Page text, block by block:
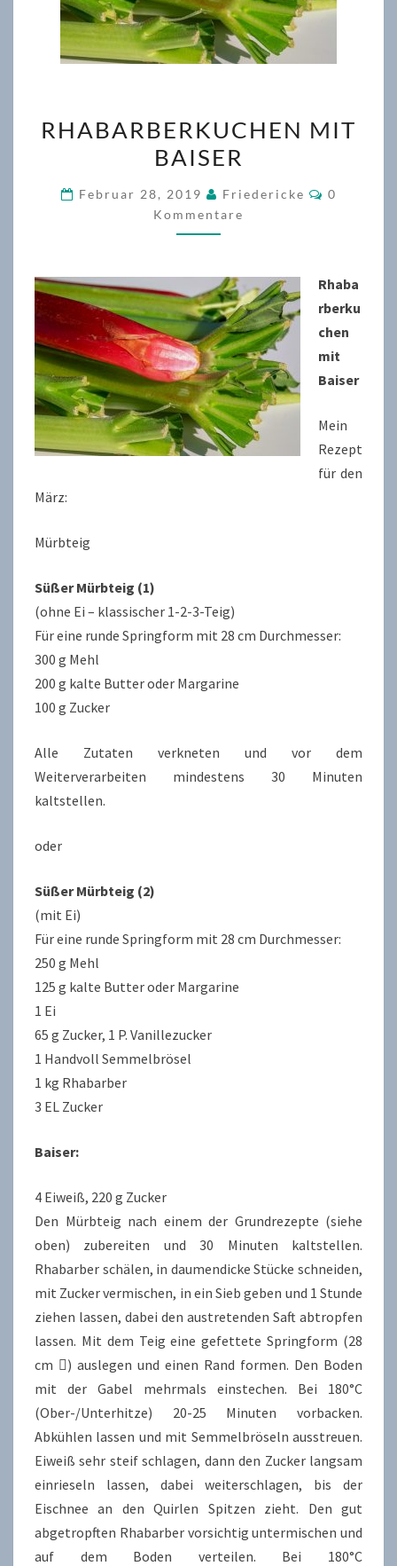
MIT
BAISER
RHABARBERKUCHEN MIT
BAISER
Februar 28, 2019 Friedericke
0
Kommentare
Rhaba
rberku
chen
mit
Baiser
Mein
Rezept
für den
März:
Mürbteig
Süßer Mürbteig (1)
(ohne Ei – klassischer 1-2-3-Teig)
Für eine runde Springform mit 28 cm Durchmesser:
300 g Mehl
200 g kalte Butter oder Margarine
100 g Zucker
Alle Zutaten verkneten und vor dem
Weiterverarbeiten mindestens 30 Minuten
kaltstellen.
oder
Süßer Mürbteig (2)
(mit Ei)
Für eine runde Springform mit 28 cm Durchmesser:
250 g Mehl
125 g kalte Butter oder Margarine
1 Ei
65 g Zucker, 1 P. Vanillezucker
1 Handvoll Semmelbrösel
1 kg Rhabarber
3 EL Zucker
Baiser:
4 Eiweiß, 220 g Zucker
Den Mürbteig nach einem der Grundrezepte (siehe
oben) zubereiten und 30 Minuten kaltstellen.
Rhabarber schälen, in daumendicke Stücke schneiden,
mit Zucker vermischen, in ein Sieb geben und 1 Stunde
ziehen lassen, dabei den austretenden Saft abtropfen
lassen. Mit dem Teig eine gefettete Springform (28
cm ) auslegen und einen Rand formen. Den Boden
mit der Gabel mehrmals einstechen. Bei 180°C
(Ober-/Unterhitze) 20-25 Minuten vorbacken.
Abkühlen lassen und mit Semmelbröseln ausstreuen.
Eiweiß sehr steif schlagen, dann den Zucker langsam
einrieseln lassen, dabei weiterschlagen, bis der
Eischnee an den Quirlen Spitzen zieht. Den gut
abgetropften Rhabarber vorsichtig untermischen und
auf dem Boden verteilen. Bei 180°C